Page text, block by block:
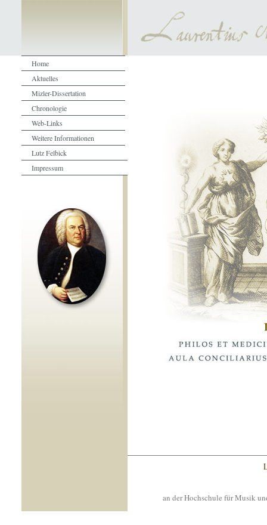
Home
Aktuelles
Mizler-Dissertation
Chronologie
Web-Links
Weitere Informationen
Lutz Felbick
Impressum
an der Hochschule für Musik